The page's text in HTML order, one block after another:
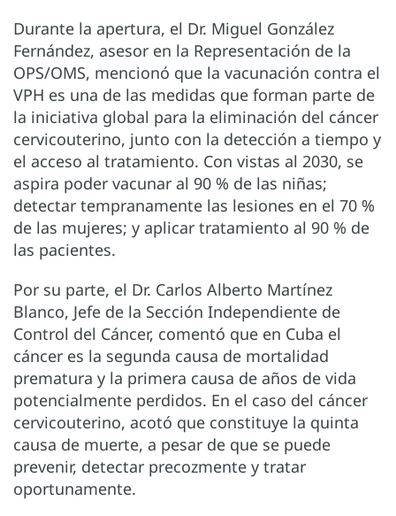
Durante la apertura, el Dr. Miguel González
Fernández, asesor en la Representación de la
OPS/OMS, mencionó que la vacunación contra el
VPH es una de las medidas que forman parte de
la iniciativa global para la eliminación del cáncer
cervicouterino, junto con la detección a tiempo y
el acceso al tratamiento. Con vistas al 2030, se
aspira poder vacunar al 90 % de las niñas;
detectar tempranamente las lesiones en el 70 %
de las mujeres; y aplicar tratamiento al 90 % de
las pacientes.
Por su parte, el Dr. Carlos Alberto Martínez
Blanco, Jefe de la Sección Independiente de
Control del Cáncer, comentó que en Cuba el
cáncer es la segunda causa de mortalidad
prematura y la primera causa de años de vida
potencialmente perdidos. En el caso del cáncer
cervicouterino, acotó que constituye la quinta
causa de muerte, a pesar de que se puede
prevenir, detectar precozmente y tratar
oportunamente.